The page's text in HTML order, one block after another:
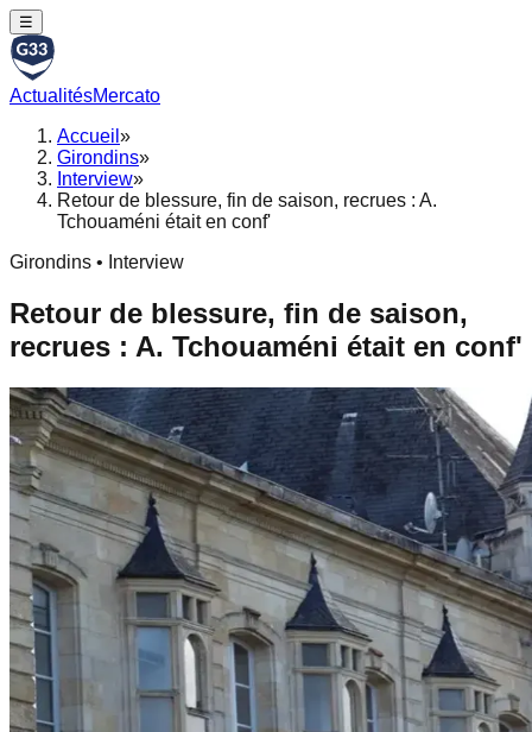
☰
ActualitésMercato
Accueil »
Girondins»
Interview»
Retour de blessure, fin de saison, recrues : A.
Tchouaméni était en conf'
Girondins • Interview
Retour de blessure, fin de saison,
recrues : A. Tchouaméni était en conf'